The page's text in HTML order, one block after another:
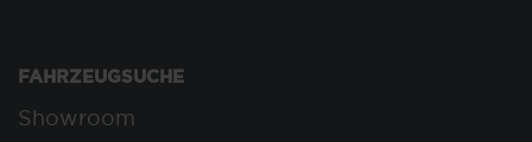
FAHRZEUGSUCHE
Showroom